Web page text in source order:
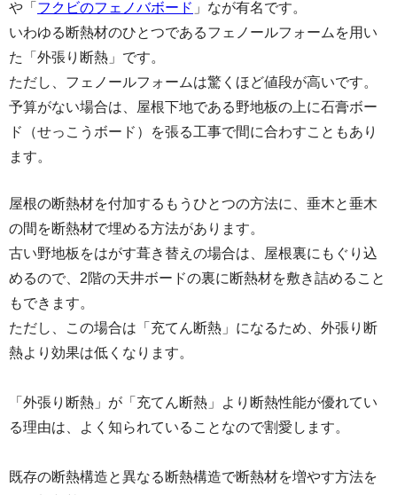
や「 フクビのフェノバボード 」なが有名です。
いわゆる断熱材のひとつであるフェノールフォームを用い
た「外張り断熱」です。
ただし、フェノールフォームは驚くほど値段が高いです。
予算がない場合は、屋根下地である野地板の上に石膏ボー
ド（せっこうボード）を張る工事で間に合わすこともあり
ます。
屋根の断熱材を付加するもうひとつの方法に、垂木と垂木
の間を断熱材で埋める方法があります。
古い野地板をはがす葺き替えの場合は、屋根裏にもぐり込
めるので、2階の天井ボードの裏に断熱材を敷き詰めること
もできます。
ただし、この場合は「充てん断熱」になるため、外張り断
熱より効果は低くなります。
「外張り断熱」が「充てん断熱」より断熱性能が優れてい
る理由は、よく知られていることなので割愛します。
既存の断熱構造と異なる断熱構造で断熱材を増やす方法を